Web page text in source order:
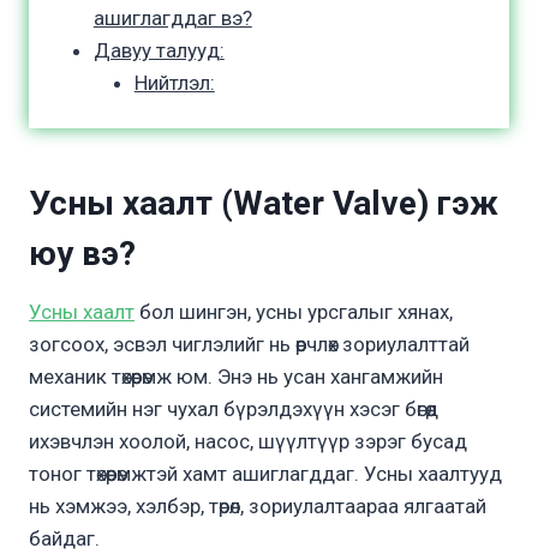
ашиглагддаг вэ?
Давуу талууд:
Нийтлэл:
Усны хаалт (Water Valve) гэж
юу вэ?
Усны хаалт бол шингэн, усны урсгалыг хянах,
зогсоох, эсвэл чиглэлийг нь өөрчлөх зориулалттай
механик төхөөрөмж юм. Энэ нь усан хангамжийн
системийн нэг чухал бүрэлдэхүүн хэсэг бөгөөд
ихэвчлэн хоолой, насос, шүүлтүүр зэрэг бусад
тоног төхөөрөмжтэй хамт ашиглагддаг. Усны хаалтууд
нь хэмжээ, хэлбэр, төрөл, зориулалтаараа ялгаатай
байдаг.